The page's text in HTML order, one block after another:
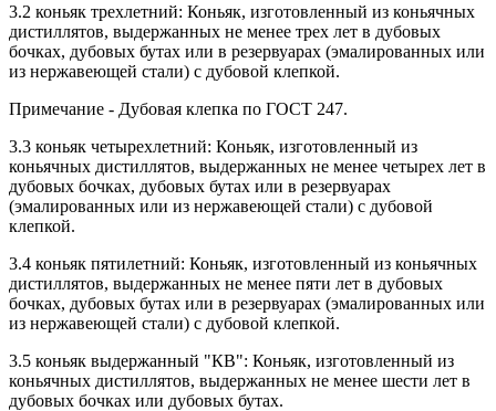
3.2 коньяк трехлетний: Коньяк, изготовленный из коньячных
дистиллятов, выдержанных не менее трех лет в дубовых
бочках, дубовых бутах или в резервуарах (эмалированных или
из нержавеющей стали) с дубовой клепкой.
Примечание - Дубовая клепка по ГОСТ 247.
3.3 коньяк четырехлетний: Коньяк, изготовленный из
коньячных дистиллятов, выдержанных не менее четырех лет в
дубовых бочках, дубовых бутах или в резервуарах
(эмалированных или из нержавеющей стали) с дубовой
клепкой.
3.4 коньяк пятилетний: Коньяк, изготовленный из коньячных
дистиллятов, выдержанных не менее пяти лет в дубовых
бочках, дубовых бутах или в резервуарах (эмалированных или
из нержавеющей стали) с дубовой клепкой.
3.5 коньяк выдержанный "КB": Коньяк, изготовленный из
коньячных дистиллятов, выдержанных не менее шести лет в
дубовых бочках или дубовых бутах.